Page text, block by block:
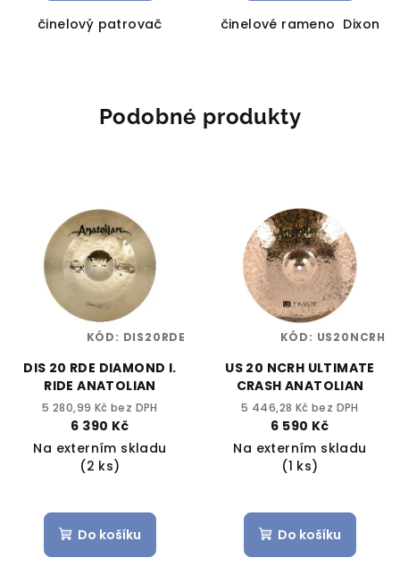
činelový patrovač činelové rameno Dixon
Podobné produkty
DIS 20 RDE DIAMOND I.
RIDE ANATOLIAN
5 280,99 Kč bez DPH
6 390 Kč
Na externím skladu
(2 ks)
Do košíku
KÓD: DIS20RDE
US 20 NCRH ULTIMATE
CRASH ANATOLIAN
5 446,28 Kč bez DPH
6 590 Kč
Na externím skladu
(1 ks)
Do košíku
KÓD: US20NCRH